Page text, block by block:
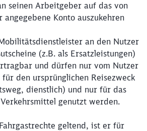
seinen Arbeitgeber auf das von
Konto auszukehren
an den Nutzer
(z.B. als Ersatzleistungen)
und dürfen nur vom Nutzer
den ursprünglichen Reisezweck
dienstlich) und nur für das
genutzt werden.
geltend, ist er für